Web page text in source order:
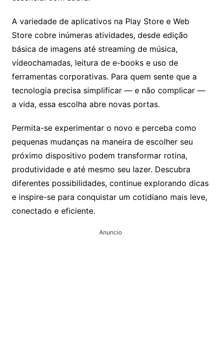
A variedade de aplicativos na Play Store e Web
Store cobre inúmeras atividades, desde edição
básica de imagens até streaming de música,
vídeochamadas, leitura de e-books e uso de
ferramentas corporativas. Para quem sente que a
tecnologia precisa simplificar — e não complicar —
a vida, essa escolha abre novas portas.
Permita-se experimentar o novo e perceba como
pequenas mudanças na maneira de escolher seu
próximo dispositivo podem transformar rotina,
produtividade e até mesmo seu lazer. Descubra
diferentes possibilidades, continue explorando dicas
e inspire-se para conquistar um cotidiano mais leve,
conectado e eficiente.
Anuncio